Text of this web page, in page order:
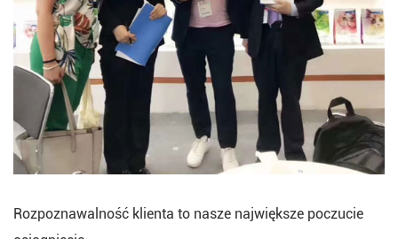
Rozpoznawalność klienta to nasze największe poczucie